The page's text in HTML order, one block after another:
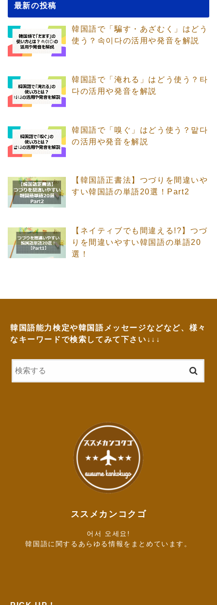
最新の投稿
韓国語で「騙す・あざむく」はどう
使う？속이다の活用や発音を解説
韓国語で「淹れる」はどう使う？타
다の活用や発音を解説
韓国語で「嗅ぐ」はどう使う？맡다
の活用や発音を解説
【韓国語正書法】つづりを間違いや
すい韓国語の単語20選！Part2
【ネイティブでも間違える!?】つづ
りを間違いやすい韓国語の単語20
選！
韓国語能力検定や韓国語メッセージなどなど、様々
なキーワードで検索してみて下さい↓↓↓
ススメカンコクゴ
어서 오세요!
韓国語に関するあらゆる情報をまとめています。